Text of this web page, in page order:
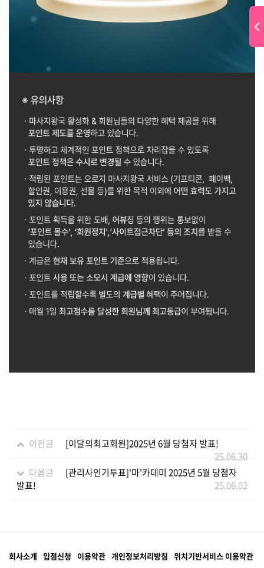
이전글
[이달의최고회원]2025년 6월 당첨자 발표!
25.06.30
다음글
[관리사인기투표]'마'카데미 2025년 5월 당첨자
발표!
25.06.02
회사소개 입점신청 이용약관 개인정보처리방침 위치기반서비스 이용약관